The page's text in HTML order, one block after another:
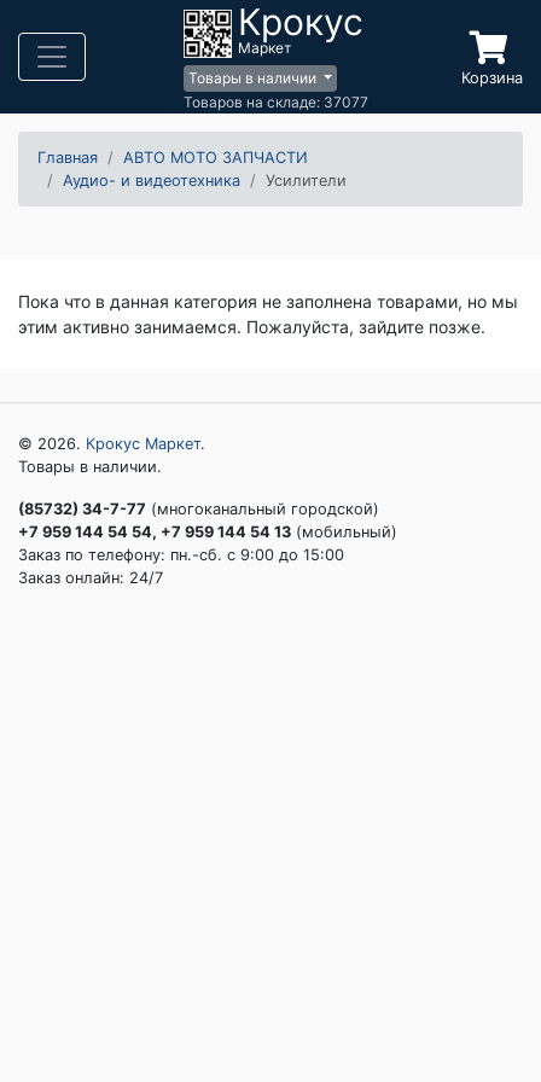
Крокус
Маркет
Товары в наличии
Товаров на складе: 37077
Корзина
Главная
АВТО МОТО ЗАПЧАСТИ
Аудио- и видеотехника
Усилители
Пока что в данная категория не заполнена товарами, но мы
этим активно занимаемся. Пожалуйста, зайдите позже.
© 2026. Крокус Маркет.
Товары в наличии.
(85732) 34-7-77 (многоканальный городской)
+7 959 144 54 54, +7 959 144 54 13 (мобильный)
Заказ по телефону: пн.-сб. c 9:00 до 15:00
Заказ онлайн: 24/7